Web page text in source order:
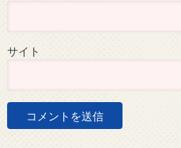
サイト